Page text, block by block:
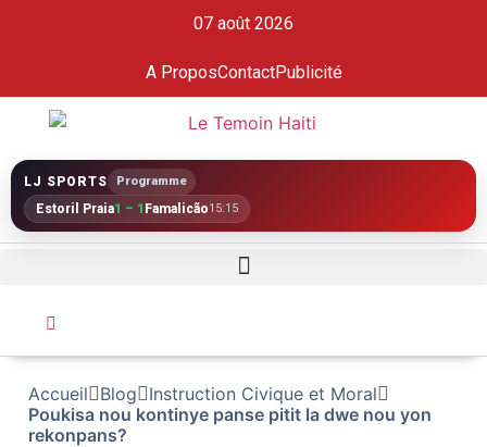
07 août 2026
A ProposContactPublicité
LJ SPORTS Programme
Estoril Praia1 – 1 Famalicão15:15
Accueil Blog
Instruction Civique et Moral
Poukisa nou kontinye panse pitit la dwe nou yon
rekonpans?